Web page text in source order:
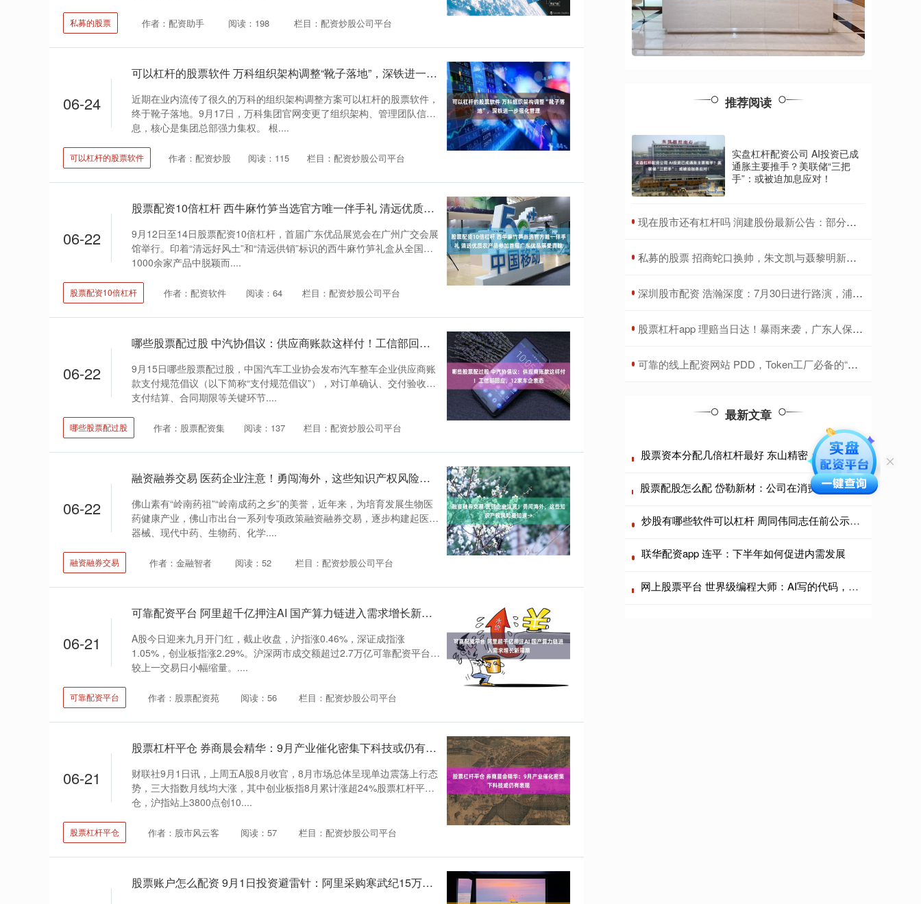
私募的股票 作者：配资助手 阅读：198 栏目：配资炒股公司平台
06-24
可以杠杆的股票软件 万科组织架构调整“靴子落地”，深铁进一步强化管理
近期在业内流传了很久的万科的组织架构调整方案可以杠杆的股票软件，
终于靴子落地。9月17日，万科集团官网变更了组织架构、管理团队信
息，核心是集团总部强力集权。 根....
可以杠杆的股票软件 作者：配资炒股 阅读：115 栏目：配资炒股公司平台
06-22
股票配资10倍杠杆 西牛麻竹笋当选官方唯一伴手礼 清远优质农产品参加首届广东优品展受青睐
9月12日至14日股票配资10倍杠杆，首届广东优品展览会在广州广交会展
馆举行。印着“清远好风土”和“清远供销”标识的西牛麻竹笋礼盒从全国
1000余家产品中脱颖而....
股票配资10倍杠杆 作者：配资软件 阅读：64 栏目：配资炒股公司平台
06-22
哪些股票配过股 中汽协倡议：供应商账款这样付！工信部回应，12家车企表态
9月15日哪些股票配过股，中国汽车工业协会发布汽车整车企业供应商账
款支付规范倡议（以下简称“支付规范倡议”），对订单确认、交付验收、
支付结算、合同期限等关键环节....
哪些股票配过股 作者：股票配资集 阅读：137 栏目：配资炒股公司平台
06-22
融资融券交易 医药企业注意！勇闯海外，这些知识产权风险要知道→
佛山素有“岭南药祖”“岭南成药之乡”的美誉，近年来，为培育发展生物医
药健康产业，佛山市出台一系列专项政策融资融券交易，逐步构建起医疗
器械、现代中药、生物药、化学....
融资融券交易 作者：金融智者 阅读：52 栏目：配资炒股公司平台
06-21
可靠配资平台 阿里超千亿押注AI 国产算力链进入需求增长新周期
A股今日迎来九月开门红，截止收盘，沪指涨0.46%，深证成指涨
1.05%，创业板指涨2.29%。沪深两市成交额超过2.7万亿可靠配资平台，
较上一交易日小幅缩量。....
可靠配资平台 作者：股票配资苑 阅读：56 栏目：配资炒股公司平台
06-21
股票杠杆平仓 券商晨会精华：9月产业催化密集下科技或仍有表现
财联社9月1日讯，上周五A股8月收官，8月市场总体呈现单边震荡上行态
势，三大指数月线均大涨，其中创业板指8月累计涨超24%股票杠杆平
仓，沪指站上3800点创10....
股票杠杆平仓 作者：股市风云客 阅读：57 栏目：配资炒股公司平台
股票账户怎么配资 9月1日投资避雷针：阿里采购寒武纪15万片GPU的消息不实
推荐阅读
实盘杠杆配资公司 AI投资已成
通胀主要推手？美联储“三把
手”：或被迫加息应对！
​现在股市还有杠杆吗 润建股份最新公告：部分董事、高管拟减持185万股股份
​私募的股票 招商蛇口换帅，朱文凯与聂黎明新搭档将带来什么变化
​深圳股市配资 浩瀚深度：7月30日进行路演，浦银安盛、汐泰投资等多家机构参与
​股票杠杆app 理赔当日达！暴雨来袭，广东人保财险农险估损超700万元
​可靠的线上配资网站 PDD，Token工厂必备的“超级管线”！“前店后厂一中心”布局来了！
最新文章
股票资本分配几倍杠杆最好 东山精密：公司高度重视核心物料的供应安全
股票配股怎么配 岱勒新材：公司在消费电子领域重点围绕国际客户提供装备—加工服务—加工耗材的综合服务
炒股有哪些软件可以杠杆 周同伟同志任前公示通告
联华配资app 连平：下半年如何促进内需发展
网上股票平台 世界级编程大师：AI写的代码，我一行都不看